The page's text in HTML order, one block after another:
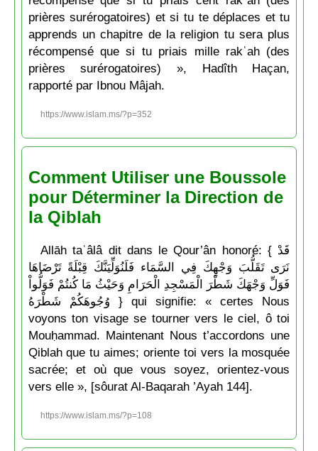
prières surérogatoires) et si tu te déplaces et tu
apprends un chapitre de la religion tu sera plus
récompensé que si tu priais mille rakʿah (des
prières surérogatoires) », Hadîth Haçan,
rapporté par Ibnou Mâjah.
https://www.islam.ms/?p=352
Comment Utiliser une Boussole
pour Déterminer la Direction de
la Qiblah
Allāh taʿâlâ dit dans le Qour’ân honoré: { قَدْ
نَرَى تَقَلُّبَ وَجْهِكَ فِي السَّمَاء فَلَنُوَلِّيَنَّكَ قِبْلَةً تَرْضَاهَا
فَوَلِّ وَجْهَكَ شَطْرَ الْمَسْجِدِ الْحَرَامِ وَحَيْثُ مَا كُنتُمْ فَوَلُّواْ
وُجُوهَكُمْ شَطْرَهُ } qui signifie: « certes Nous
voyons ton visage se tourner vers le ciel, ô toi
Mouḥammad. Maintenant Nous t’accordons une
Qiblah que tu aimes; oriente toi vers la mosquée
sacrée; et où que vous soyez, orientez-vous
vers elle », [sôurat Al-Baqarah ’Ayah 144].
https://www.islam.ms/?p=108